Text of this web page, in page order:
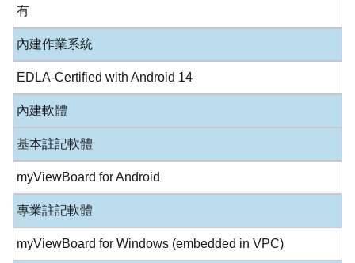
有
內建作業系統
EDLA-Certified with Android 14
內建軟體
基本註記軟體
myViewBoard for Android
專業註記軟體
myViewBoard for Windows (embedded in VPC)